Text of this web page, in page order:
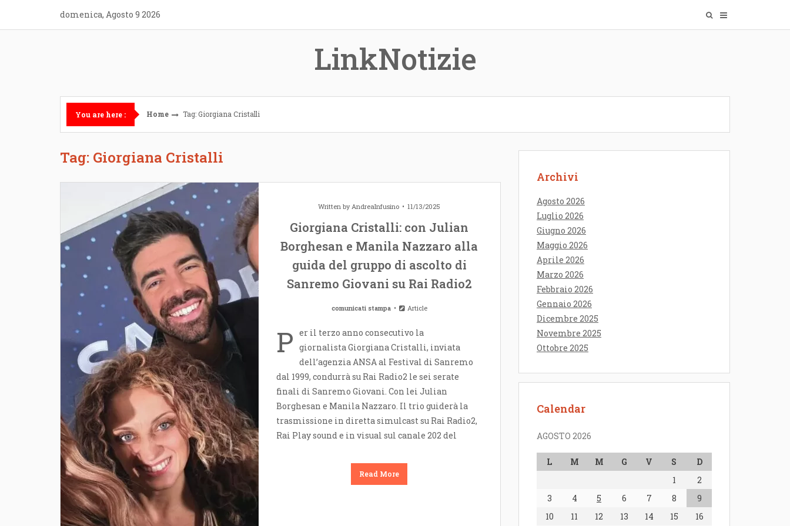
content
domenica, Agosto 9 2026
LinkNotizie
You are here : Home Tag: Giorgiana Cristalli
Tag: Giorgiana Cristalli
Written byAndreaInfusino 11/13/2025
Giorgiana Cristalli: con Julian
Borghesan e Manila Nazzaro alla
guida del gruppo di ascolto di
Sanremo Giovani su Rai Radio2
comunicati stampa Article
P er il terzo anno consecutivo la
giornalista Giorgiana Cristalli, inviata
dell’agenzia ANSA al Festival di Sanremo
dal 1999, condurrà su Rai Radio2 le sei serate
finali di Sanremo Giovani. Con lei Julian
Borghesan e Manila Nazzaro. Il trio guiderà la
trasmissione in diretta simulcast su Rai Radio2,
Rai Play sound e in visual sul canale 202 del
Read More
Archivi
Agosto 2026
Luglio 2026
Giugno 2026
Maggio 2026
Aprile 2026
Marzo 2026
Febbraio 2026
Gennaio 2026
Dicembre 2025
Novembre 2025
Ottobre 2025
Calendar
AGOSTO 2026
L M M G V S
D
1
2
3
4 5 6 7 8
9
10
11 12 13 14 15
16